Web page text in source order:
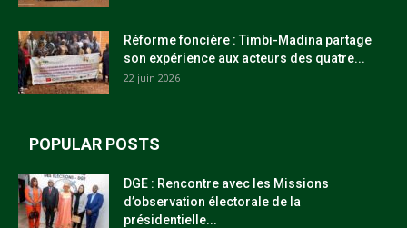
Réforme foncière : Timbi-Madina partage
son expérience aux acteurs des quatre...
22 juin 2026
POPULAR POSTS
DGE : Rencontre avec les Missions
d’observation électorale de la
présidentielle...